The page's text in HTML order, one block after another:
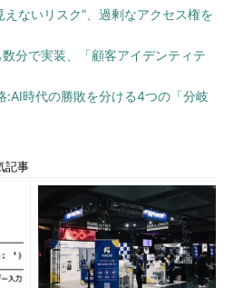
えないリスク”、過剰なアクセス権を
分で実装、「顧客アイデンティテ
:AI時代の勝敗を分ける4つの「分岐
記事